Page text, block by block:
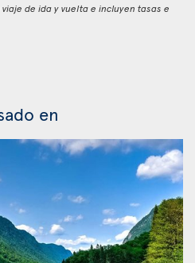
de ida y vuelta e incluyen tasas e
en